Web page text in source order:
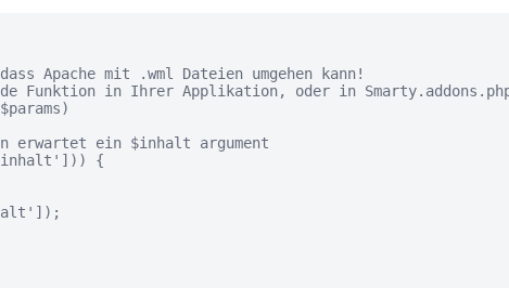
Apache mit .wml Dateien umgehen kann!
Funktion in Ihrer Applikation, oder in
erwartet ein $inhalt argument
{